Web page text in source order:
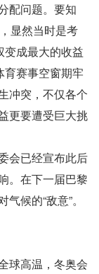
配问题。要知
显然当时是考
变成最大的收益
育赛事空窗期牢
冲突，不仅各个
更要遭受巨大挑
会已经宣布此后
。在下一届巴黎
候的“敌意”。
球高温，冬奥会